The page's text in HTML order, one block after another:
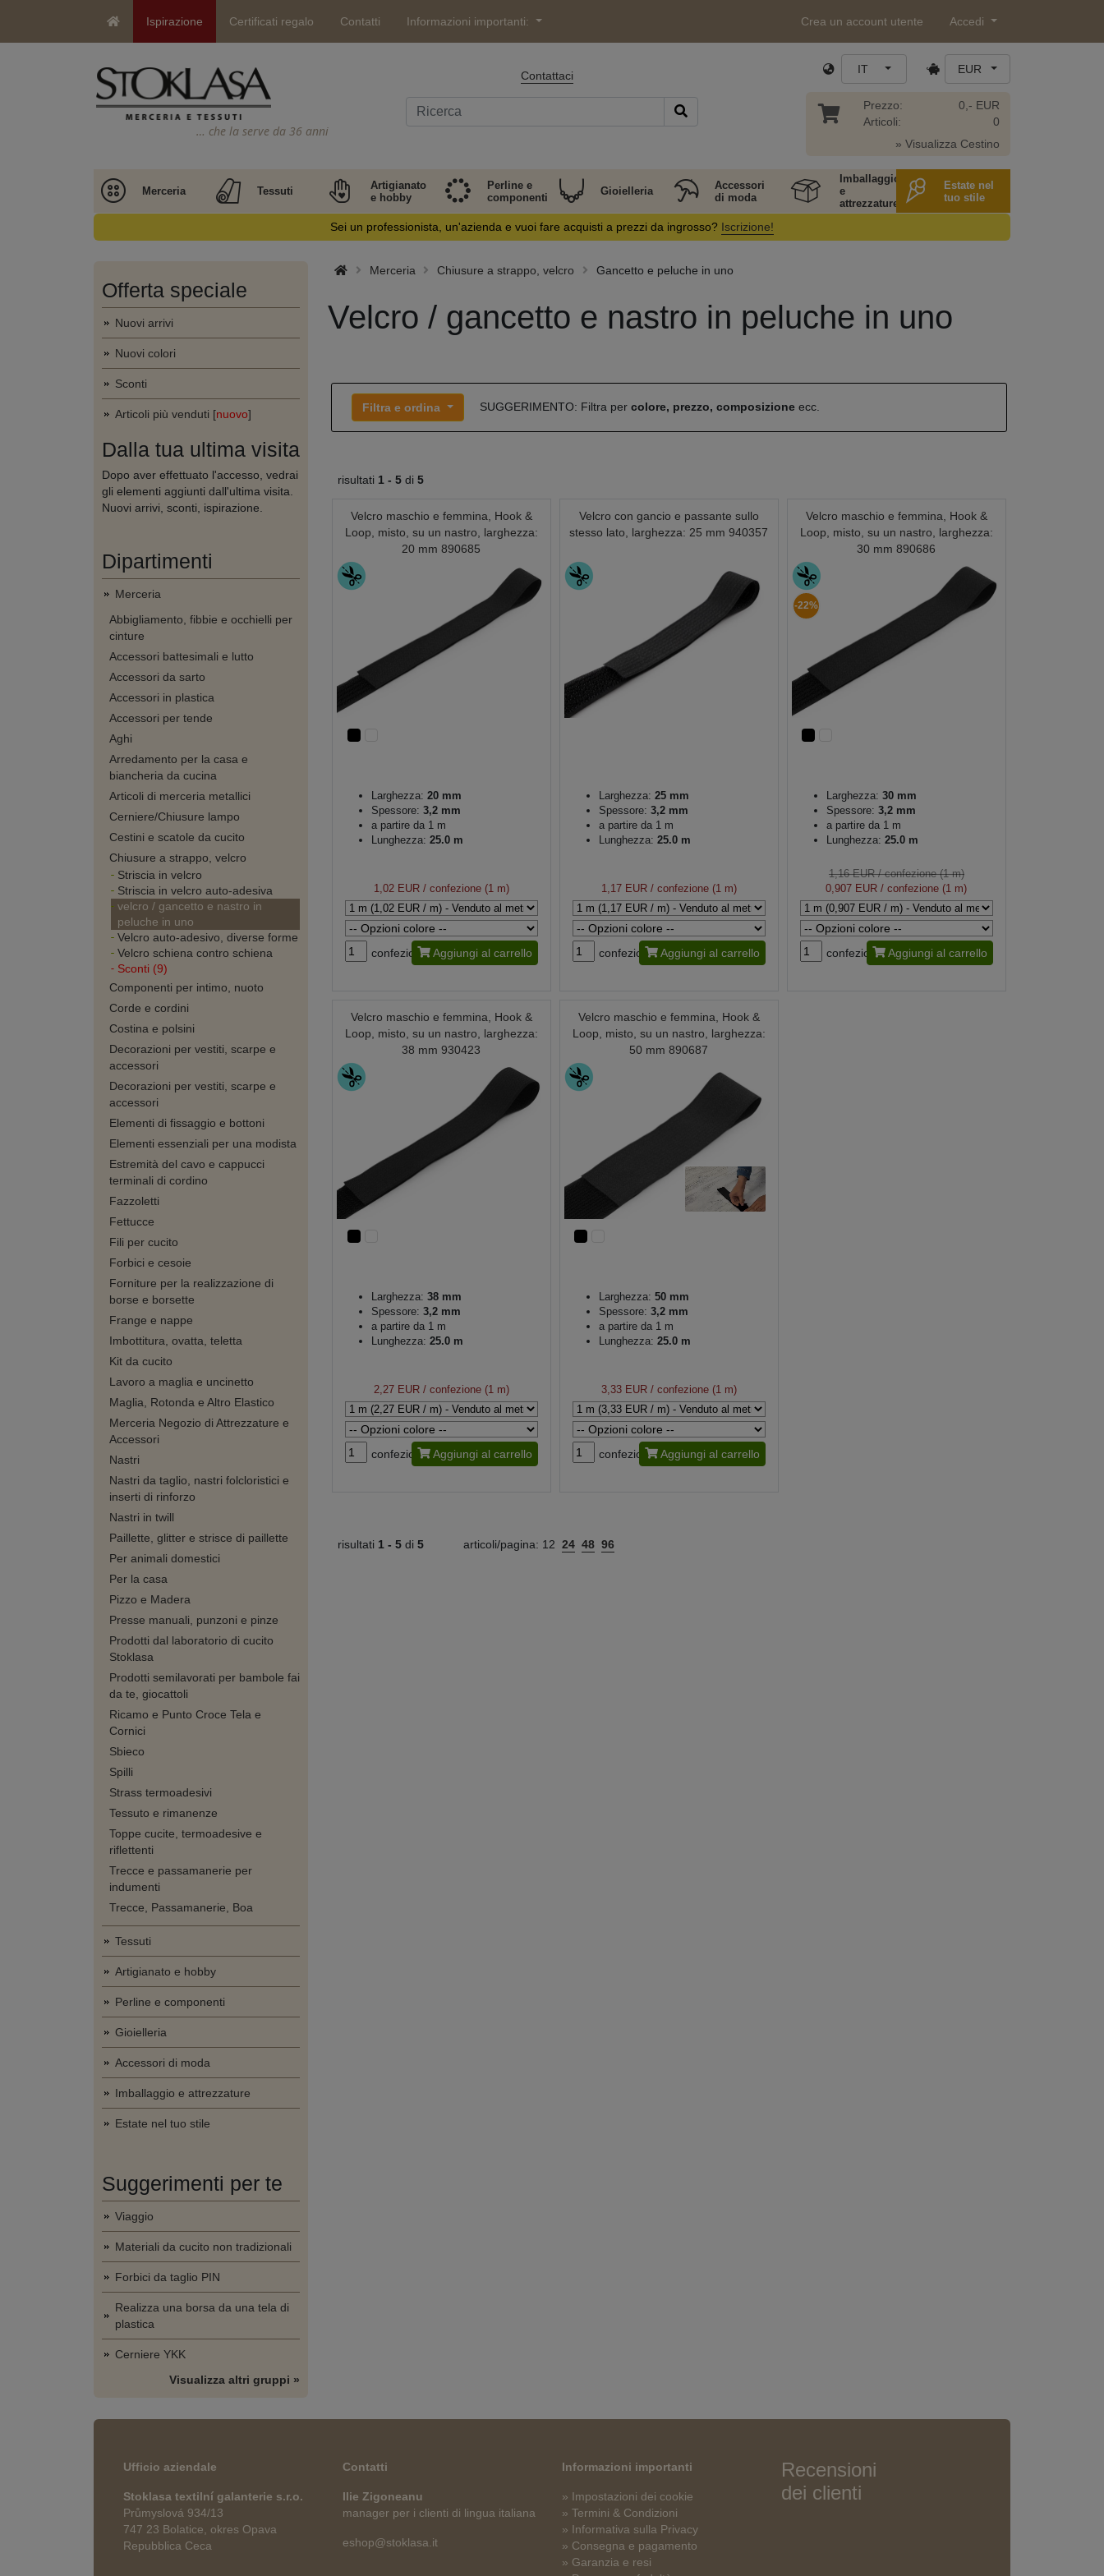
Ispirazione Certificati regalo Contatti Informazioni importanti: Crea un account utente Accedi
… che la serve da 36 anni
Contattaci IT EUR
Prezzo:
Articoli:
0,- EUR
0
» Visualizza Cestino
Merceria Tessuti
Artigianato
e hobby
Perline e
componenti
Gioielleria
Accessori
di moda
Imballaggio
e
attrezzature
Estate nel
tuo stile
Sei un professionista, un'azienda e vuoi fare acquisti a prezzi da ingrosso? Iscrizione!
Offerta speciale
Nuovi arrivi
Nuovi colori
Sconti
Articoli più venduti [nuovo]
Dalla tua ultima visita
Dopo aver effettuato l'accesso, vedrai
gli elementi aggiunti dall'ultima visita.
Nuovi arrivi, sconti, ispirazione.
Dipartimenti
Merceria
Abbigliamento, fibbie e occhielli per
cinture
Accessori battesimali e lutto
Accessori da sarto
Accessori in plastica
Accessori per tende
Aghi
Arredamento per la casa e
biancheria da cucina
Articoli di merceria metallici
Cerniere/Chiusure lampo
Cestini e scatole da cucito
Chiusure a strappo, velcro
Striscia in velcro
Striscia in velcro auto-adesiva
velcro / gancetto e nastro in
peluche in uno
Velcro auto-adesivo, diverse forme
Velcro schiena contro schiena
Sconti (9)
Componenti per intimo, nuoto
Corde e cordini
Costina e polsini
Decorazioni per vestiti, scarpe e
accessori
Decorazioni per vestiti, scarpe e
accessori
Elementi di fissaggio e bottoni
Elementi essenziali per una modista
Estremità del cavo e cappucci
terminali di cordino
Fazzoletti
Fettucce
Fili per cucito
Forbici e cesoie
Forniture per la realizzazione di
borse e borsette
Frange e nappe
Imbottitura, ovatta, teletta
Kit da cucito
Lavoro a maglia e uncinetto
Maglia, Rotonda e Altro Elastico
Merceria Negozio di Attrezzature e
Accessori
Nastri
Nastri da taglio, nastri folcloristici e
inserti di rinforzo
Nastri in twill
Paillette, glitter e strisce di paillette
Per animali domestici
Per la casa
Pizzo e Madera
Presse manuali, punzoni e pinze
Prodotti dal laboratorio di cucito
Stoklasa
Prodotti semilavorati per bambole fai
da te, giocattoli
Ricamo e Punto Croce Tela e
Cornici
Sbieco
Spilli
Strass termoadesivi
Tessuto e rimanenze
Toppe cucite, termoadesive e
riflettenti
Trecce e passamanerie per
indumenti
Trecce, Passamanerie, Boa
Tessuti
Artigianato e hobby
Perline e componenti
Gioielleria
Accessori di moda
Imballaggio e attrezzature
Estate nel tuo stile
Suggerimenti per te
Viaggio
Materiali da cucito non tradizionali
Forbici da taglio PIN
Realizza una borsa da una tela di
plastica
Cerniere YKK
Visualizza altri gruppi »
Merceria Chiusure a strappo, velcro Gancetto e peluche in uno
Velcro / gancetto e nastro in peluche in uno
Filtra e ordina SUGGERIMENTO: Filtra per colore, prezzo, composizioneecc.
risultati 1 - 5 di 5
Velcro maschio e femmina, Hook &
Loop, misto, su un nastro, larghezza:
20 mm 890685
Larghezza: 20 mm
Spessore: 3,2 mm
a partire da 1 m
Lunghezza: 25.0 m
1,02 EUR/ confezione (1 m)
confezione Aggiungi al carrello
Velcro con gancio e passante sullo
stesso lato, larghezza: 25 mm 940357
Larghezza: 25 mm
Spessore: 3,2 mm
a partire da 1 m
Lunghezza: 25.0 m
1,17 EUR/ confezione (1 m)
confezione Aggiungi al carrello
Velcro maschio e femmina, Hook &
Loop, misto, su un nastro, larghezza:
30 mm 890686
-22%
Larghezza: 30 mm
Spessore: 3,2 mm
a partire da 1 m
Lunghezza: 25.0 m
1,16 EUR/ confezione (1 m)
0,907 EUR / confezione (1 m)
confezione Aggiungi al carrello
Velcro maschio e femmina, Hook &
Loop, misto, su un nastro, larghezza:
38 mm 930423
Larghezza: 38 mm
Spessore: 3,2 mm
a partire da 1 m
Lunghezza: 25.0 m
2,27 EUR/ confezione (1 m)
confezione Aggiungi al carrello
Velcro maschio e femmina, Hook &
Loop, misto, su un nastro, larghezza:
50 mm 890687
Larghezza: 50 mm
Spessore: 3,2 mm
a partire da 1 m
Lunghezza: 25.0 m
3,33 EUR/ confezione (1 m)
confezione Aggiungi al carrello
risultati 1 - 5 di 5 articoli/pagina: 12 24 48 96
Ufficio aziendale
Stoklasa textilní galanterie s.r.o.
Průmyslová 934/13
747 23 Bolatice, okres Opava
Repubblica Ceca
Contatti
Ilie Zigoneanu
manager per i clienti di lingua italiana
eshop@stoklasa.it
Informazioni importanti
» Impostazioni dei cookie
» Termini & Condizioni
» Informativa sulla Privacy
» Consegna e pagamento
» Garanzia e resi
Recensioni
dei clienti